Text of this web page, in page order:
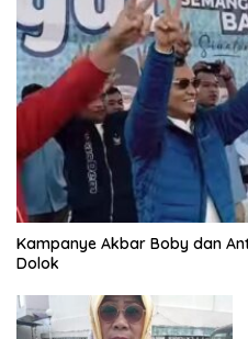
Kampanye Akbar Boby dan
Dolok